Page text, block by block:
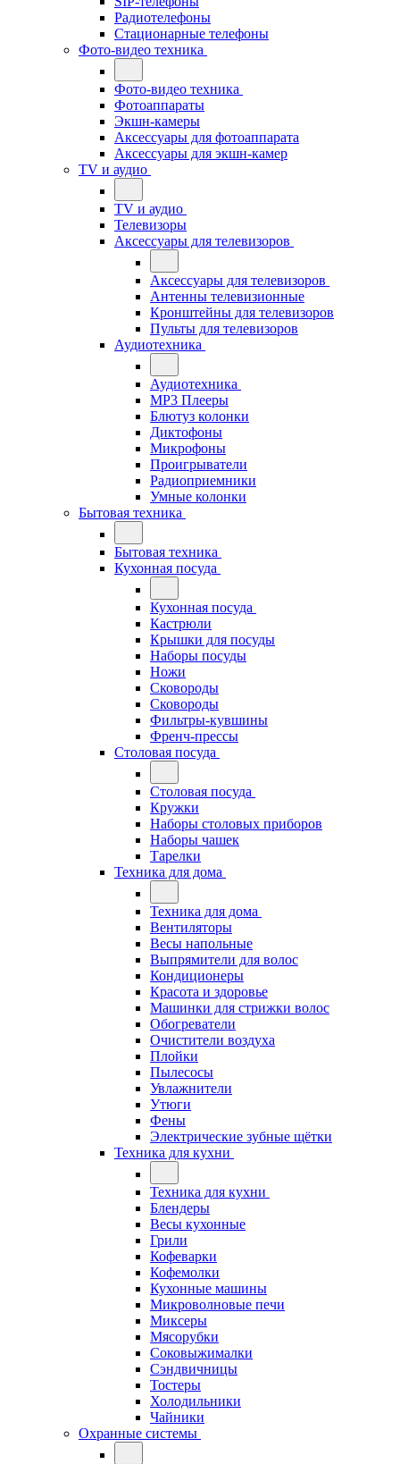
Радиотелефоны
Стационарные телефоны
Фото-видео техника
Фото-видео техника
Фотоаппараты
Экшн-камеры
Аксессуары для фотоаппарата
Аксессуары для экшн-камер
TV и аудио
TV и аудио
Телевизоры
Аксессуары для телевизоров
Аксессуары для телевизоров
Антенны телевизионные
Кронштейны для телевизоров
Пульты для телевизоров
Аудиотехника
Аудиотехника
MP3 Плееры
Блютуз колонки
Диктофоны
Микрофоны
Проигрыватели
Радиоприемники
Умные колонки
Бытовая техника
Бытовая техника
Кухонная посуда
Кухонная посуда
Кастрюли
Крышки для посуды
Наборы посуды
Ножи
Сковороды
Сковороды
Фильтры-кувшины
Френч-прессы
Столовая посуда
Столовая посуда
Кружки
Наборы столовых приборов
Наборы чашек
Тарелки
Техника для дома
Техника для дома
Вентиляторы
Весы напольные
Выпрямители для волос
Кондиционеры
Красота и здоровье
Машинки для стрижки волос
Обогреватели
Очистители воздуха
Плойки
Пылесосы
Увлажнители
Утюги
Фены
Электрические зубные щётки
Техника для кухни
Техника для кухни
Блендеры
Весы кухонные
Грили
Кофеварки
Кофемолки
Кухонные машины
Микроволновые печи
Миксеры
Мясорубки
Соковыжималки
Сэндвичницы
Тостеры
Холодильники
Чайники
Охранные системы